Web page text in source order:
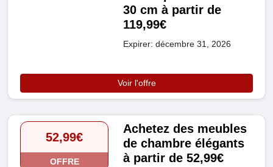
30 cm à partir de
119,99€
Expirer: décembre 31, 2026
Voir l'offre
52,99€
OFFRE
Achetez des meubles
de chambre élégants
à partir de 52,99€